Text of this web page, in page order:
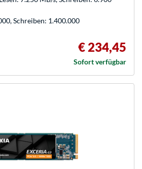
Schreiben: 1.400.000
€ 234,45
Sofort verfügbar